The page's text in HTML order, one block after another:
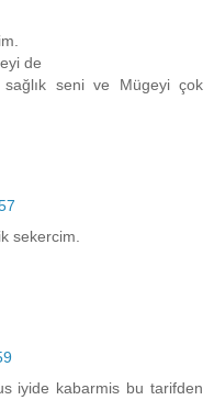
de
sağlık seni ve Mügeyi çok
sekercim.
iyide kabarmis bu tarifden